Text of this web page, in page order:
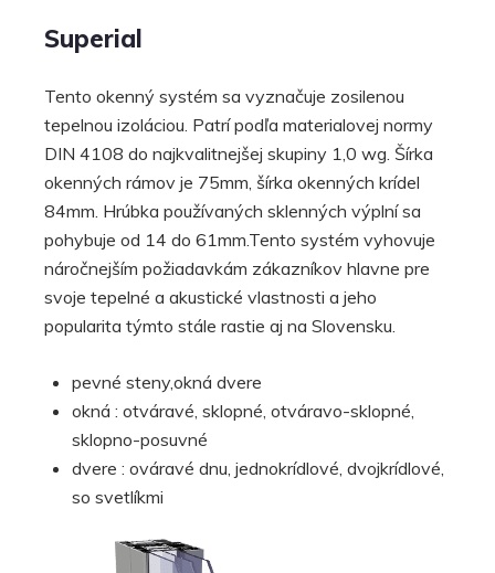
Superial
Tento okenný systém sa vyznačuje zosilenou
tepelnou izoláciou. Patrí podľa materialovej normy
DIN 4108 do najkvalitnejšej skupiny 1,0 wg. Šírka
okenných rámov je 75mm, šírka okenných krídel
84mm. Hrúbka používaných sklenných výplní sa
pohybuje od 14 do 61mm.Tento systém vyhovuje
náročnejším požiadavkám zákazníkov hlavne pre
svoje tepelné a akustické vlastnosti a jeho
popularita týmto stále rastie aj na Slovensku.
pevné steny,okná dvere
okná : otváravé, sklopné, otváravo-sklopné,
sklopno-posuvné
dvere : ováravé dnu, jednokrídlové, dvojkrídlové,
so svetlíkmi